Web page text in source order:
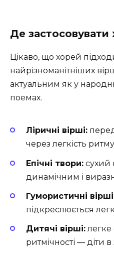
Де застосовувати
Цікаво, що хорей
найрізноманітніших
актуальним як у
поемах.
Ліричні вірші:
через легкість
Епічні твори: сухий
динамічним і
Гумористичні
підкреслюється
Дитячі вірші:легке
ритмічності — діти в